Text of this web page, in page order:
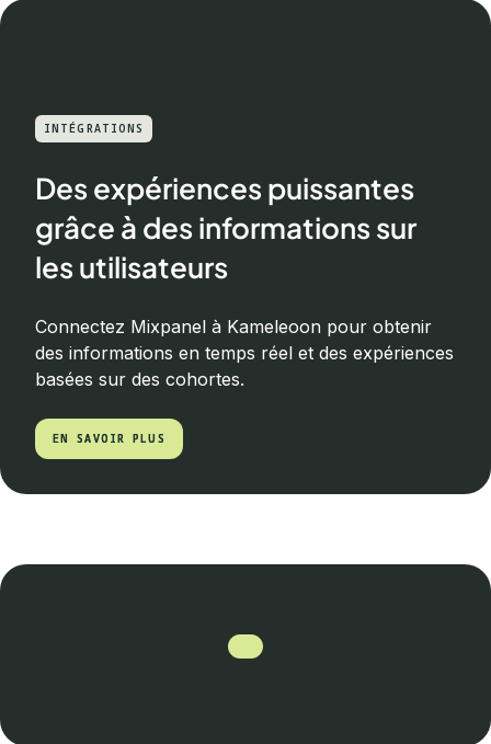
INTÉGRATIONS
Des expériences puissantes
grâce à des informations sur
les utilisateurs
Connectez Mixpanel à Kameleoon pour obtenir
des informations en temps réel et des expériences
basées sur des cohortes.
EN SAVOIR PLUS
EN SAVOIR PLUS